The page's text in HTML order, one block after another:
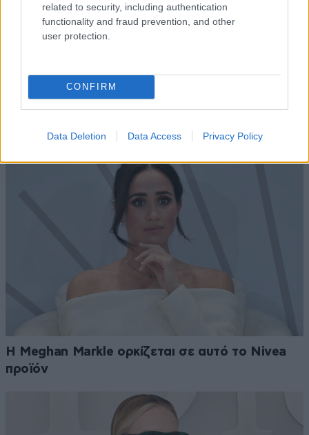
related to security, including authentication
functionality and fraud prevention, and other
user protection.
CONFIRM
Data Deletion Data Access Privacy Policy
Οι 7 καθημερινές συνήθειες που ορκίζονται οι
ειδικοί στον ύπνο – Και οι περισσότεροι από
εμάς αγνοούμε
Η Meghan Markle ορκίζεται σε αυτό το Nivea
προϊόν